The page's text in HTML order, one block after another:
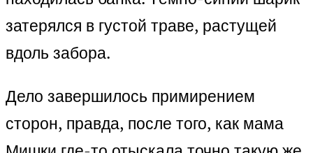
затерялся в густой траве, растущей
вдоль забора.
Дело завершилось примирением
сторон, правда, после того, как мама